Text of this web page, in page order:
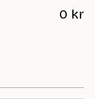
0 kr